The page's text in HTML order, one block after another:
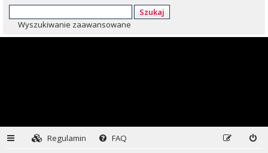
Szukaj
Wyszukiwanie zaawansowane
Regulamin
FAQ